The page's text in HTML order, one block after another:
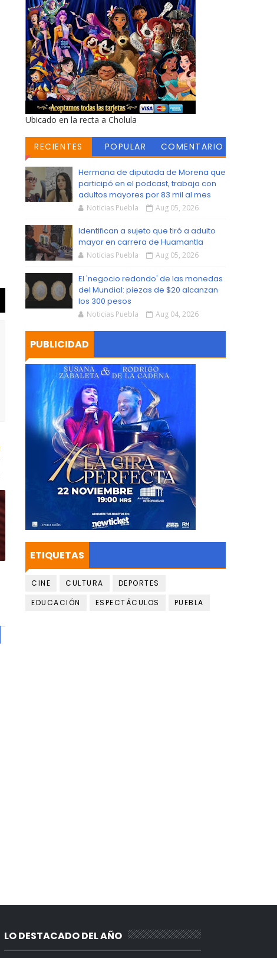
Ubicado en la recta a Cholula
RECIENTES POPULAR
COMENTARIO
Hermana de diputada de Morena que
participó en el podcast, trabaja con
adultos mayores por 83 mil al mes
Noticias Puebla Aug 05, 2026
Identifican a sujeto que tiró a adulto
mayor en carrera de Huamantla
Noticias Puebla Aug 05, 2026
El 'negocio redondo' de las monedas
del Mundial: piezas de $20 alcanzan
los 300 pesos
Noticias Puebla Aug 04, 2026
PUBLICIDAD
ETIQUETAS
CINE CULTURA
DEPORTES
EDUCACIÓN
ESPECTÁCULOS PUEBLA
LO DESTACADO DEL AÑO